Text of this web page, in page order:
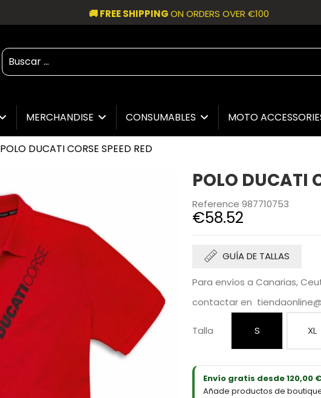
🚚 FREE SHIPPINGON ORDERS OVER €100
MERCHANDISE CONSUMABLES MOTO
POLO DUCATI CORSE SPEED RED
POLO DUCATI
Reference 987710753
€58.52
GUÍA DE TALLAS
Para envíos a Canarias,
contactar en
Talla S XL
Envío gratis desde 120,00
Añade productos de